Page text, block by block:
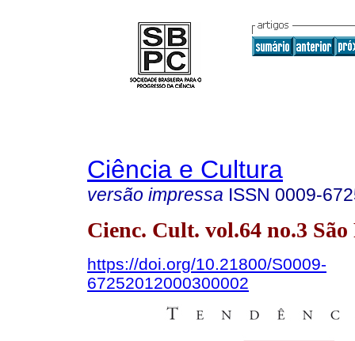
Ciência e Cultura
versão impressa ISSN 0009-
Cienc. Cult. vol.64 no.3
https://doi.org/10.21800/S0009-
67252012000300002